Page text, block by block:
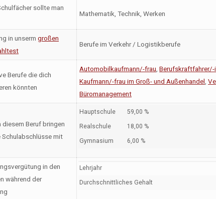
sollte man
Mathematik, Technik, Werken
in unserm großen
Berufe im Verkehr / Logistikberufe
Berufe die dich
könnten
Automobilkaufmann/-frau Berufskraftfahrer/-
Kaufmann/-frau im Groß- und Außenhandel
Büromanagement
diesem Beruf bringen
mit
Hauptschule 59,00 %
Realschule 18,00 %
Gymnasium 6,00 %
in den
während der
Lehrjahr
Durchschnittliches Gehalt